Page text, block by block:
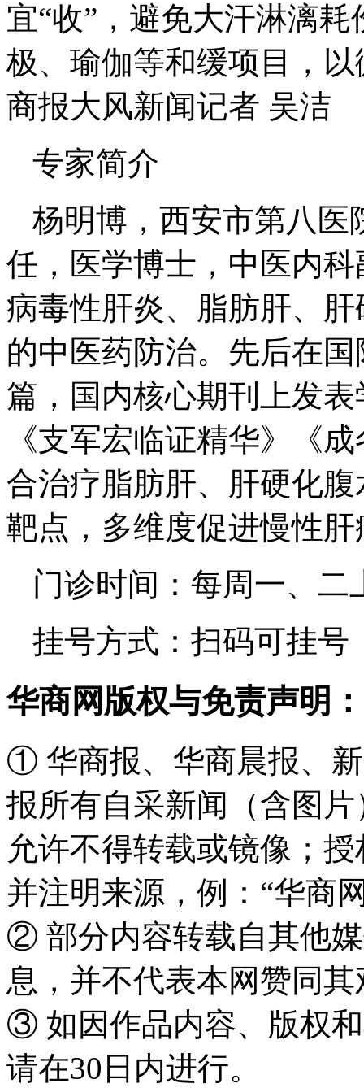
宜“收”，避免大汗淋漓
极、瑜伽等和缓项目，
商报大风新闻记者 吴洁
专家简介
杨明博，西安市第八医
任，医学博士，中医内
病毒性肝炎、脂肪肝、
的中医药防治。先后在
篇，国内核心期刊上发
《支军宏临证精华》《
合治疗脂肪肝、肝硬化
靶点，多维度促进慢性
门诊时间：每周一、二
挂号方式：扫码可挂号
华商网版权与免责声明：
① 华商报、华商晨报、
报所有自采新闻（含图
允许不得转载或镜像；
并注明来源，例：“华商
② 部分内容转载自其他
息，并不代表本网赞同
③ 如因作品内容、版权
请在30日内进行。